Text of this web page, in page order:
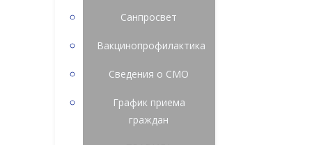
Санпросвет
Вакцинопрофилактика
Сведения о СМО
График приема
граждан